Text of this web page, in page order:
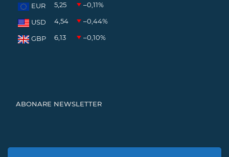
EUR
5,25 –0,11%
USD 4,54 –0,44%
GBP 6,13 –0,10%
ABONARE NEWSLETTER